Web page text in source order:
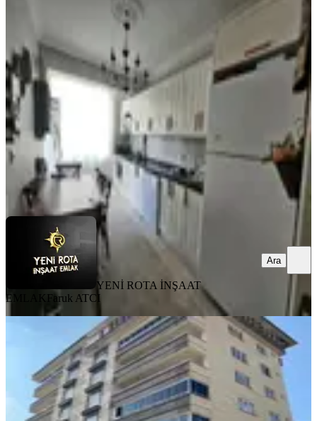
Yeni Rota Emlaktan Merkezi
Konumda Satılık 3+1 Daire
Onikişubat, Akif İnan Mahallesi
3+1·150 m²· 1. Kat 05.08.2026
YENİ ROTA İNŞAAT EMLAKFaruk ATCI
Ara
YENİ ROTA İNŞAAT
EMLAK Faruk ATCI
Ara
Yamaçtepe'de Fırsat Daire 3+1
Onikişubat, Yamaçtepe Mahallesi
3+1 ·140 m²·6. Kat · 05.08.2026
4.250.000 ₺